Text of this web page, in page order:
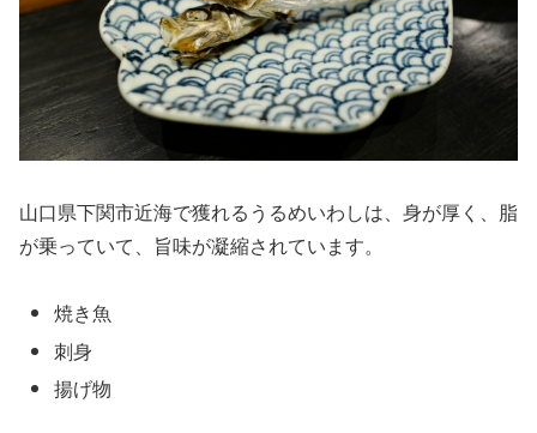
山口県下関市近海で獲れるうるめいわしは、身が厚く、脂
が乗っていて、旨味が凝縮されています。
焼き魚
刺身
揚げ物